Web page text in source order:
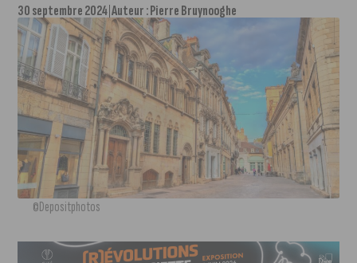
30 septembre 2024 Auteur :Pierre Bruynooghe
©Depositphotos